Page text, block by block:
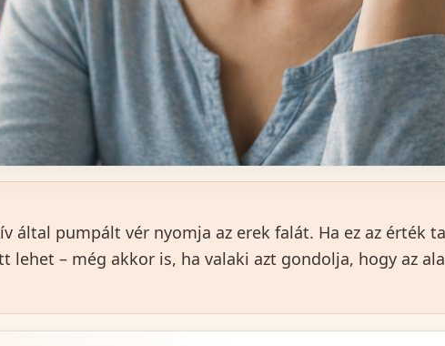
által pumpált vér nyomja az erek falát. Ha ez az érték
lehet – még akkor is, ha valaki azt gondolja, hogy az